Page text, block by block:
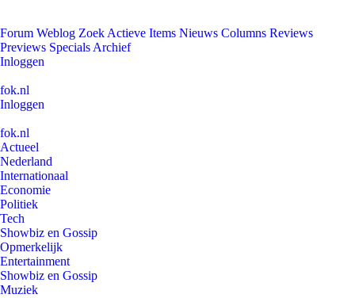
Forum Weblog Zoek Actieve Items Nieuws Columns Reviews
Previews Specials Archief
Inloggen
fok.nl
Inloggen
fok.nl
Actueel
Nederland
Internationaal
Economie
Politiek
Tech
Showbiz en Gossip
Opmerkelijk
Entertainment
Showbiz en Gossip
Muziek